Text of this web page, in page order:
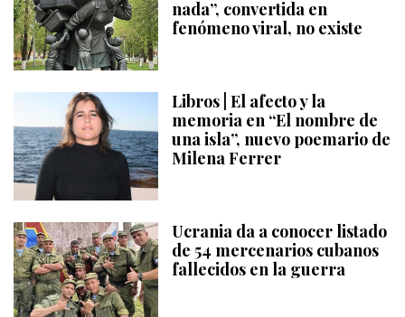
nada”, convertida en
fenómeno viral, no existe
Libros | El afecto y la
memoria en “El nombre de
una isla”, nuevo poemario de
Milena Ferrer
Ucrania da a conocer listado
de 54 mercenarios cubanos
fallecidos en la guerra